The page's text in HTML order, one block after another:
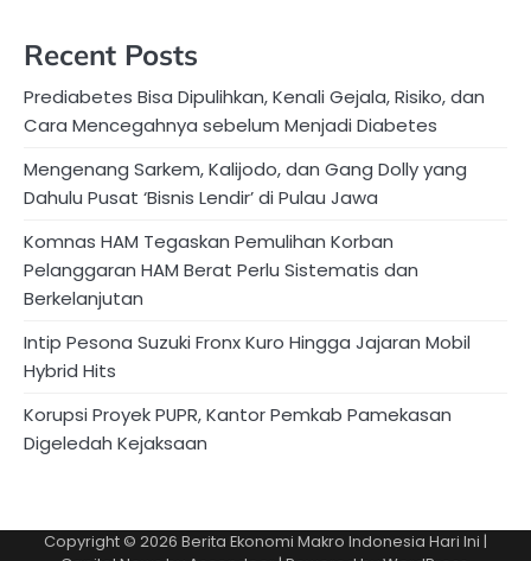
Recent Posts
Prediabetes Bisa Dipulihkan, Kenali Gejala, Risiko, dan
Cara Mencegahnya sebelum Menjadi Diabetes
Mengenang Sarkem, Kalijodo, dan Gang Dolly yang
Dahulu Pusat ‘Bisnis Lendir’ di Pulau Jawa
Komnas HAM Tegaskan Pemulihan Korban
Pelanggaran HAM Berat Perlu Sistematis dan
Berkelanjutan
Intip Pesona Suzuki Fronx Kuro Hingga Jajaran Mobil
Hybrid Hits
Korupsi Proyek PUPR, Kantor Pemkab Pamekasan
Digeledah Kejaksaan
Copyright © 2026 Berita Ekonomi Makro Indonesia Hari Ini |